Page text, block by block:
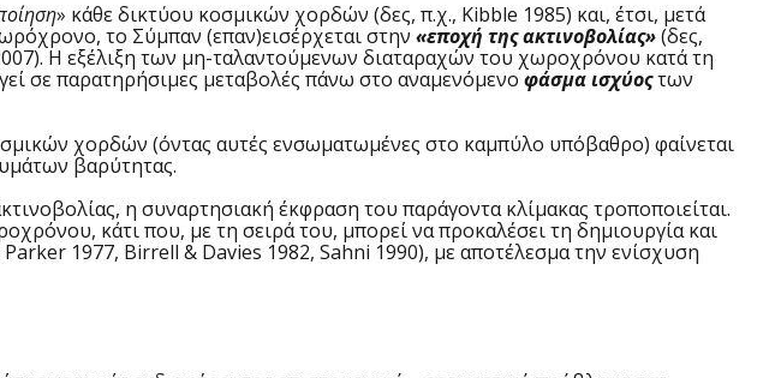
» κάθε δικτύου κοσμικών χορδών (δες, π.χ., Kibble 1985) και, έτσι, μετά
το Σύμπαν (επαν)εισέρχεται στην «εποχή της ακτινοβολίας»(δες,
Η εξέλιξη των μη-ταλαντούμενων διαταραχών του χωροχρόνου κατά τη
σε παρατηρήσιμες μεταβολές πάνω στο αναμενόμενο φάσμα ισχύοςτων
χορδών (όντας αυτές ενσωματωμένες στο καμπύλο υπόβαθρο) φαίνεται
βαρύτητας.
η συναρτησιακή έκφραση του παράγοντα κλίμακας τροποποιείται.
κάτι που, με τη σειρά του, μπορεί να προκαλέσει τη δημιουργία και
Parker 1977, Birrell & Davies 1982, Sahni 1990), με αποτέλεσμα την ενίσχυση